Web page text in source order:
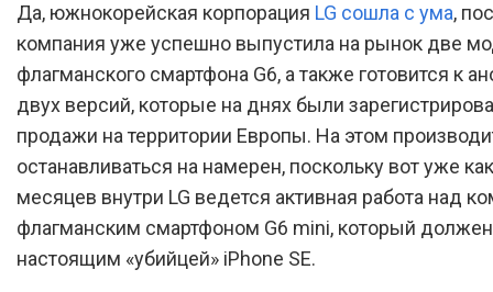
LG G6 mini – настоящий
«убийца» iPhone SE,
на провал
Да, южнокорейская корпорация LG сошла с ума,
компания уже успешно выпустила на рынок две
флагманского смартфона G6, а также готовится к
двух версий, которые на днях были
продажи на территории Европы. На этом
останавливаться на намерен, поскольку вот уже
месяцев внутри LG ведется активная работа над
флагманским смартфоном G6 mini, который должен
настоящим «убийцей» iPhone SE.